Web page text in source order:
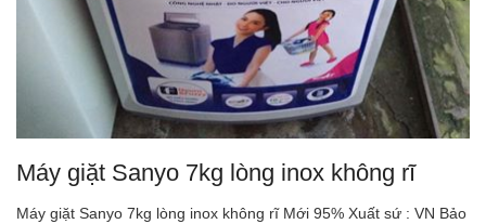
Máy giặt Sanyo 7kg lòng inox không rĩ
Máy giặt Sanyo 7kg lòng inox không rĩ Mới 95% Xuất sứ : VN Bảo